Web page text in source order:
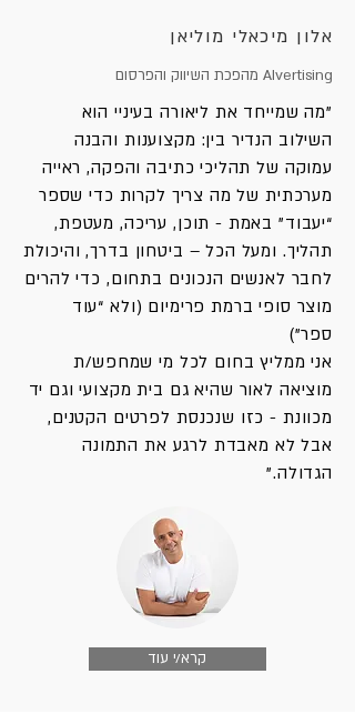
אלון מיכאלי מוליאן
AIvertising מהפכת השיווק והפרסום
"מה שמייחד את ליאורה בעיניי הוא
השילוב הנדיר בין: מקצוענות והבנה
עמוקה של תהליכי כתיבה והפקה, ראייה
מערכתית של מה צריך לקרות כדי שספר
“יעבוד” באמת - תוכן, עריכה, מעטפת,
תהליך. ומעל הכל – ביטחון בדרך, והיכולת
לחבר לאנשים הנכונים בתחום, כדי להרים
מוצר סופי ברמת פרימיום (ולא “עוד
ספר”)
אני ממליץ בחום לכל מי שמחפש/ת
מוציאה לאור שהיא גם בית מקצועי וגם יד
מכוונת - כזו שנכנסת לפרטים הקטנים,
אבל לא מאבדת לרגע את התמונה
הגדולה."
קרא/י עוד